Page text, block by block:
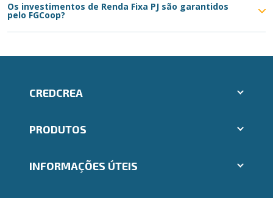
Os investimentos de Renda Fixa PJ são garantidos
pelo FGCoop?
CREDCREA
Indique um amigo
Trabalhe Conosco
Ailos Educação
PRODUTOS
Consórcios
INFORMAÇÕES ÚTEIS